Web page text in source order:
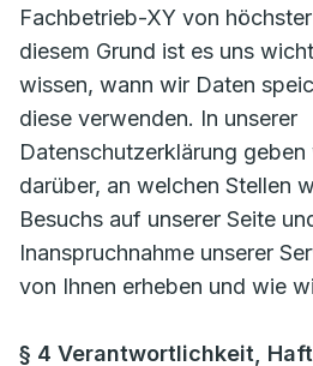
Fachbetrieb-XY von
diesem Grund ist es uns
wissen, wann wir Daten
diese verwenden. In unserer
Datenschutzerklärung
darüber, an welchen Stellen
Besuchs auf unserer Seite
Inanspruchnahme unserer
von Ihnen erheben und wie
§ 4 Verantwortlichkeit,